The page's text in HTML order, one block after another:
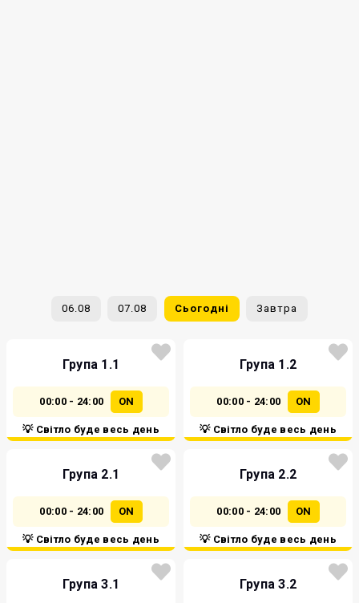
06.08 07.08 Сьогодні Завтра
Група 1.1
00:00 - 24:00 ON
💡 Світло буде весь день
Група 1.2
00:00 - 24:00 ON
💡 Світло буде весь день
Група 2.1
00:00 - 24:00 ON
💡 Світло буде весь день
Група 2.2
00:00 - 24:00 ON
💡 Світло буде весь день
Група 3.1 Група 3.2